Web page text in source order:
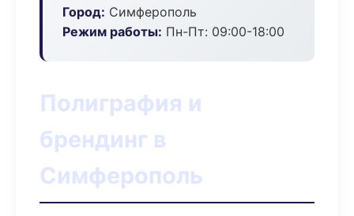
Город: Симферополь
Режим работы: Пн-Пт: 09:00-18:00
Полиграфия и
брендинг в
Симферополь